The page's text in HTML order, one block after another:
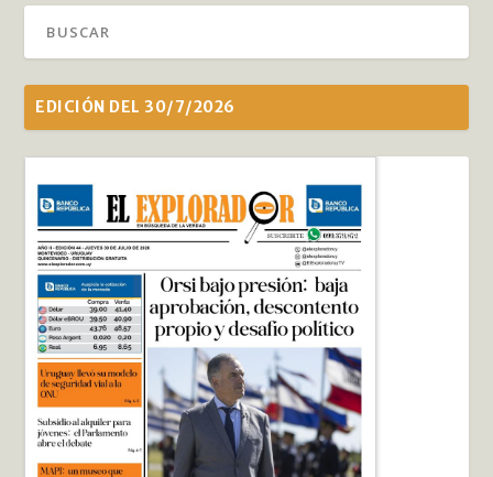
EDICIÓN DEL 30/7/2026